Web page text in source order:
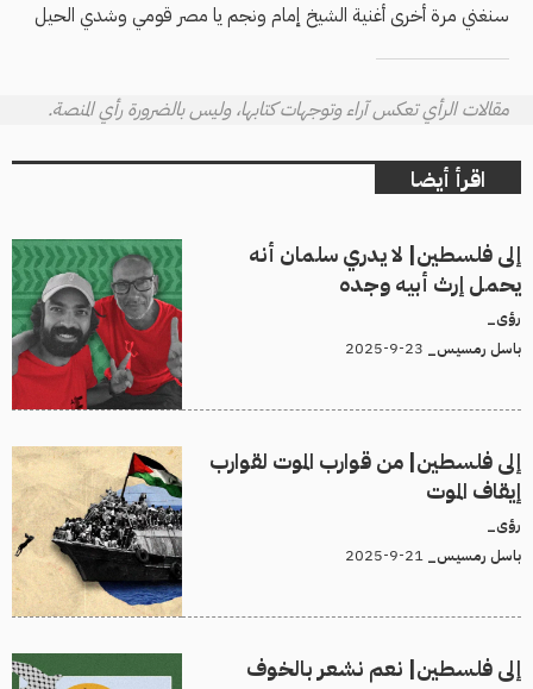
سنغني مرة أخرى أغنية الشيخ إمام ونجم يا مصر قومي وشدي الحيل
مقالات الرأي تعكس آراء وتوجهات كتابها، وليس بالضرورة رأي المنصة.
اقرأ أيضا
إلى فلسطين| لا يدري سلمان أنه
يحمل إرث أبيه وجده
رؤى_
باسل رمسيس_
إلى فلسطين| من قوارب الموت لقوارب
إيقاف الموت
رؤى_
باسل رمسيس_
إلى فلسطين| نعم نشعر بالخوف